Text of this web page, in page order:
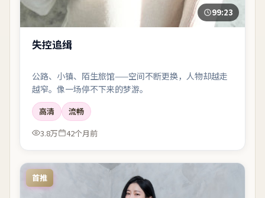
99:23
失控追缉
公路、小镇、陌生旅馆——空间不断更换，人物却越走
越窄。像一场停不下来的梦游。
高清
流畅
3.8万
42个月前
首推